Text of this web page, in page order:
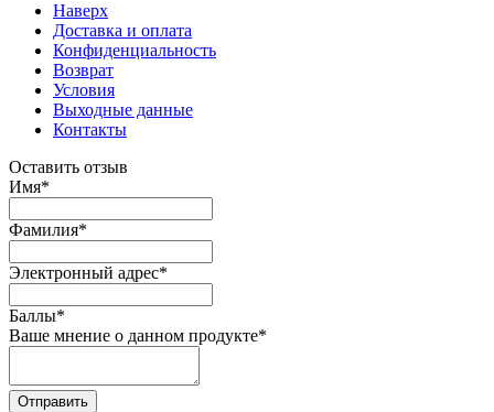
Наверх
Доставка и оплата
Конфиденциальность
Возврат
Условия
Выходные данные
Контакты
Оставить отзыв
Имя*
Фамилия*
Электронный адрес*
Баллы*
Ваше мнение о данном продукте*
Отправить